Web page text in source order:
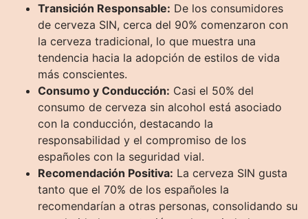
Transición Responsable: De los consumidores
de cerveza SIN, cerca del 90% comenzaron con
la cerveza tradicional, lo que muestra una
tendencia hacia la adopción de estilos de vida
más conscientes.
Consumo y Conducción: Casi el 50% del
consumo de cerveza sin alcohol está asociado
con la conducción, destacando la
responsabilidad y el compromiso de los
españoles con la seguridad vial.
Recomendación Positiva: La cerveza SIN gusta
tanto que el 70% de los españoles la
recomendarían a otras personas, consolidando su